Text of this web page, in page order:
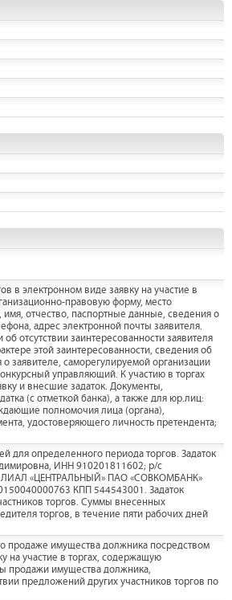
в электронном виде заявку на участие в
правовую форму, место
отчество, паспортные данные, сведения о
адрес электронной почты заявителя.
отсутствии заинтересованности заявителя
этой заинтересованности, сведения об
заявителе, саморегулируемой организации
управляющий. К участию в торгах
и внесшие задаток. Документы,
(с отметкой банка), а также для юр.лиц:
полномочия лица (органа),
удостоверяющего личность претендента;
для определенного периода торгов. Задаток
ИНН 910201811602; р/с
«ЦЕНТРАЛЬНЫЙ» ПАО «СОВКОМБАНК»
КПП 544543001. Задаток
торгов. Суммы внесенных
торгов, в течение пяти рабочих дней
продаже имущества должника посредством
на участие в торгах, содержащую
продажи имущества должника,
предложений других участников торгов по